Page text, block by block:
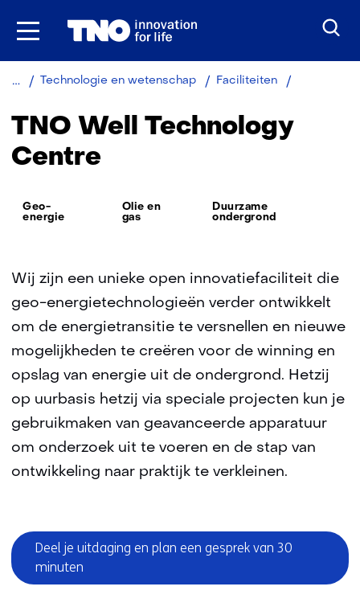
Ga
Technologie en wetenschap Faciliteiten
Centre
TNO Well Technology
Centre
Thema:
Geo-
energie
Olie en
gas
Duurzame
ondergrond
Wij zijn een unieke open innovatiefaciliteit die
geo-energietechnologieën verder ontwikkelt
om de energietransitie te versnellen en nieuwe
mogelijkheden te creëren voor de winning en
opslag van energie uit de ondergrond. Hetzij
op uurbasis hetzij via speciale projecten kun je
gebruikmaken van geavanceerde apparatuur
om onderzoek uit te voeren en de stap van
ontwikkeling naar praktijk te verkleinen.
Sla
navigatie
Deel je uitdaging en plan een gesprek van 30
minuten